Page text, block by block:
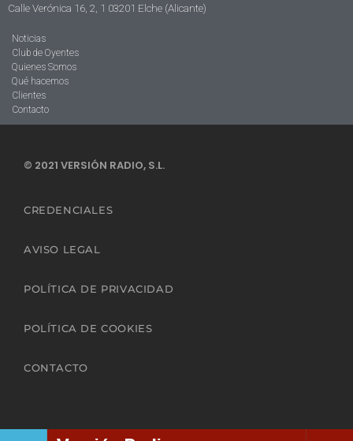
Calle Verónica 16, 2, 1 03201 Elche (Alicante)
Noticias
Club de Oyentes
Quienes Somos
Qué hacemos
Clientes
Contacto
© 2021 VERSIÓN RADIO, S.L.
CREDENCIALES
AVISO LEGAL
POLÍTICA DE PRIVACIDAD
POLÍTICA DE COOKIES
CONTACTO